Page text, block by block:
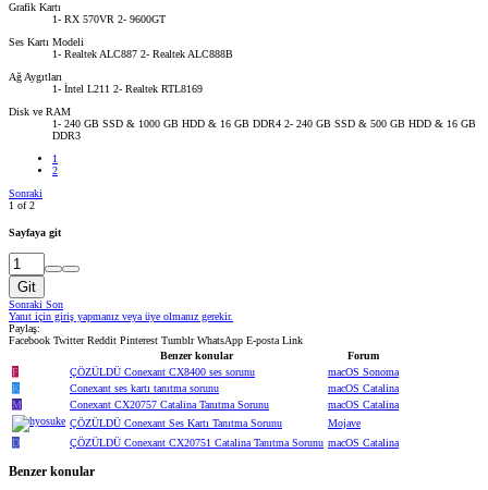
Grafik Kartı
1- RX 570VR 2- 9600GT
Ses Kartı Modeli
1- Realtek ALC887 2- Realtek ALC888B
Ağ Aygıtları
1- İntel L211 2- Realtek RTL8169
Disk ve RAM
1- 240 GB SSD & 1000 GB HDD & 16 GB DDR4 2- 240 GB SSD & 500 GB HDD & 16 GB
DDR3
1
2
Sonraki
1 of 2
Sayfaya git
Git
Sonraki Son
Yanıt için giriş yapmanız veya üye olmanız gerekir.
Paylaş:
Facebook Twitter Reddit Pinterest Tumblr WhatsApp E-posta Link
Benzer konular
Forum
F
ÇÖZÜLDÜ Conexant CX8400 ses sorunu
macOS Sonoma
K
Conexant ses kartı tanıtma sorunu
macOS Catalina
M
Conexant CX20757 Catalina Tanıtma Sorunu
macOS Catalina
ÇÖZÜLDÜ Conexant Ses Kartı Tanıtma Sorunu
Mojave
D
ÇÖZÜLDÜ Conexant CX20751 Catalina Tanıtma Sorunu macOS Catalina
Benzer konular